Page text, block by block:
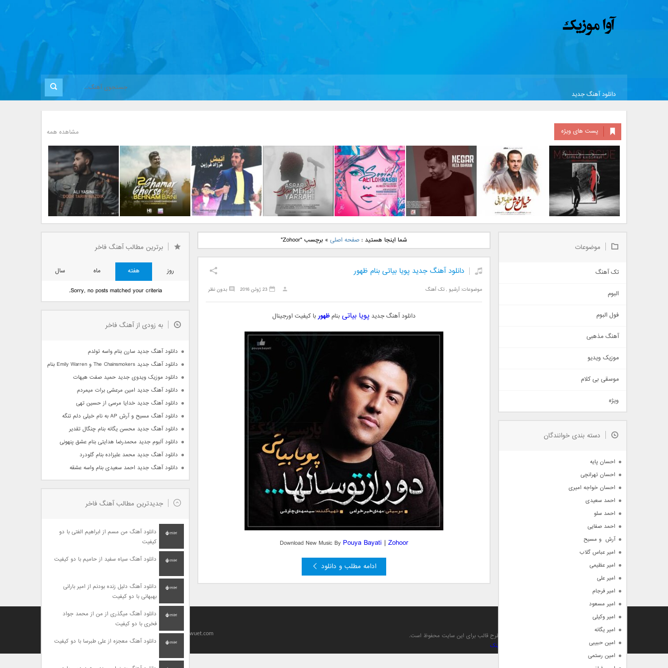
دانلود آهنگ جدید
پست های ویژه مشاهده همه
خسروی بنام مونولوگ
دانلود آهنگ جدید علیرضا
دانلود آهنگ جدید رضا
دانلود آهنگ جدید علی
لهراسبی بنام صورت
دانلود آهنگ جدید مهدی
یراحی بنام اسرار
دانلود آهنگ جدید فرزاد
بانی بنام قرص قمر 2
یاسینی بنام دورترین نزدیک
شما اینجا هستید :صفحه اصلی »برچسب "Zohoor"
دانلود آهنگ جدید پویا بیاتی بنام ظهور
موضوعات:آرشیو ,تک آهنگ بدون نظر 23 ژوئن 2016
دانلود آهنگ جدید پویا بیاتیبنامظهوربا کیفیت اورجینال
Download New Music By Pouya Bayati | Zohoor
ادامه مطلب و دانلود
برترین مطالب آهنگ فاخر
روز هفته ماه
سال
Sorry, no posts matched your criteria.
به زودی از آهنگ فاخر
دانلود آهنگ جدید سارن بنام واسه تولدم
دانلود آهنگ جدید The Chainsmokers و Emily Warren بنام Side Effects
دانلود موزیک ویدوی جدید حمید صفت هیهات
دانلود آهنگ جدید امین مرعشی برات میمردم
دانلود آهنگ جدید خدایا مرسی از حسین تهی
دانلود آهنگ مسیح و آرش AP به نام خیلی دلم تنگه
دانلود آهنگ جدید محسن یگانه بنام چنگال تقدیر
دانلود آلبوم جدید محمدرضا هدایتی بنام عشق پنهونی
دانلود آهنگ جدید محمد علیزاده بنام گلودرد
دانلود آهنگ جدید احمد سعیدی بنام واسه عشقه
جدیدترین مطالب آهنگ فاخر
دانلود آهنگ من مسم از ابراهیم الفتی با دو
کیفیت
دانلود آهنگ سیاه سفید از حامیم با دو کیفیت
دانلود آهنگ دلیل زنده بودنم از امیر بارانی
بهبهانی با دو کیفیت
دانلود آهنگ میگذری از من از محمد جواد
فخری با دو کیفیت
دانلود آهنگ معجزه از علی طبرسا با دو کیفیت
موضوعات
تک آهنگ
اجتماعی
حماسی
سنتی
اهنگ بندرعباسی
دمو
مذهبی
جدیدترین ها
البوم
فول البوم
آهنگ مذهبی
موزیک ویدیو
موسقی بی کلام
ویژه
دسته بندی خوانندگان
احسان پایه
احسان تهرانچی
احسان خواجه امیری
احمد سعیدی
احمد سلو
احمد صفایی
آرش  و مسیح
امیر عباس گلاب
امیر عظیمی
امیر علی
امیر فرجام
امیر مسعود
امیر وکیلی
امیر یگانه
امین حبیبی
امین رستمی
تمام حقوق مادی , معنوی , مطالب و طرح قالب برای این سایت محفوظ است.
بک لینک
baharseo
Copyright 2010-2021 | Allright Reserved by viagrawuet.com